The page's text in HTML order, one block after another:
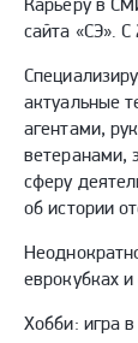
сайта «СЭ».
актуальные
агентами,
ветеранами,
сферу
об истории
еврокубках
Хобби: игра в